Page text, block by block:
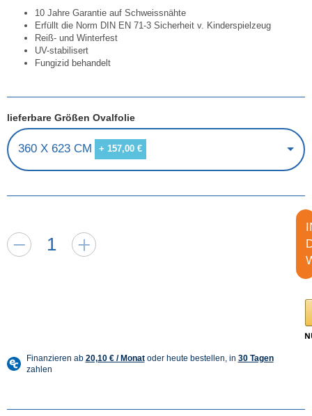
10 Jahre Garantie auf Schweissnähte
Erfüllt die Norm DIN EN 71-3 Sicherheit v. Kinderspielzeug
Reiß- und Winterfest
UV-stabilisert
Fungizid behandelt
lieferbare Größen Ovalfolie
360 X 623 CM + 157,00 €